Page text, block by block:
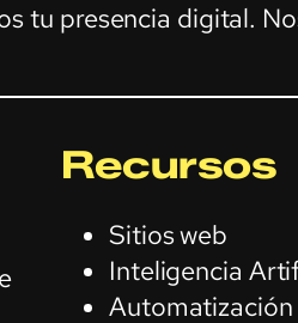
tu presencia digital.
Recursos
Sitios web
Inteligencia
Automatización